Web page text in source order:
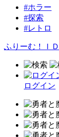
#ホラー
#探索
#レトロ
ふりーむ！Ｉ
ログイン